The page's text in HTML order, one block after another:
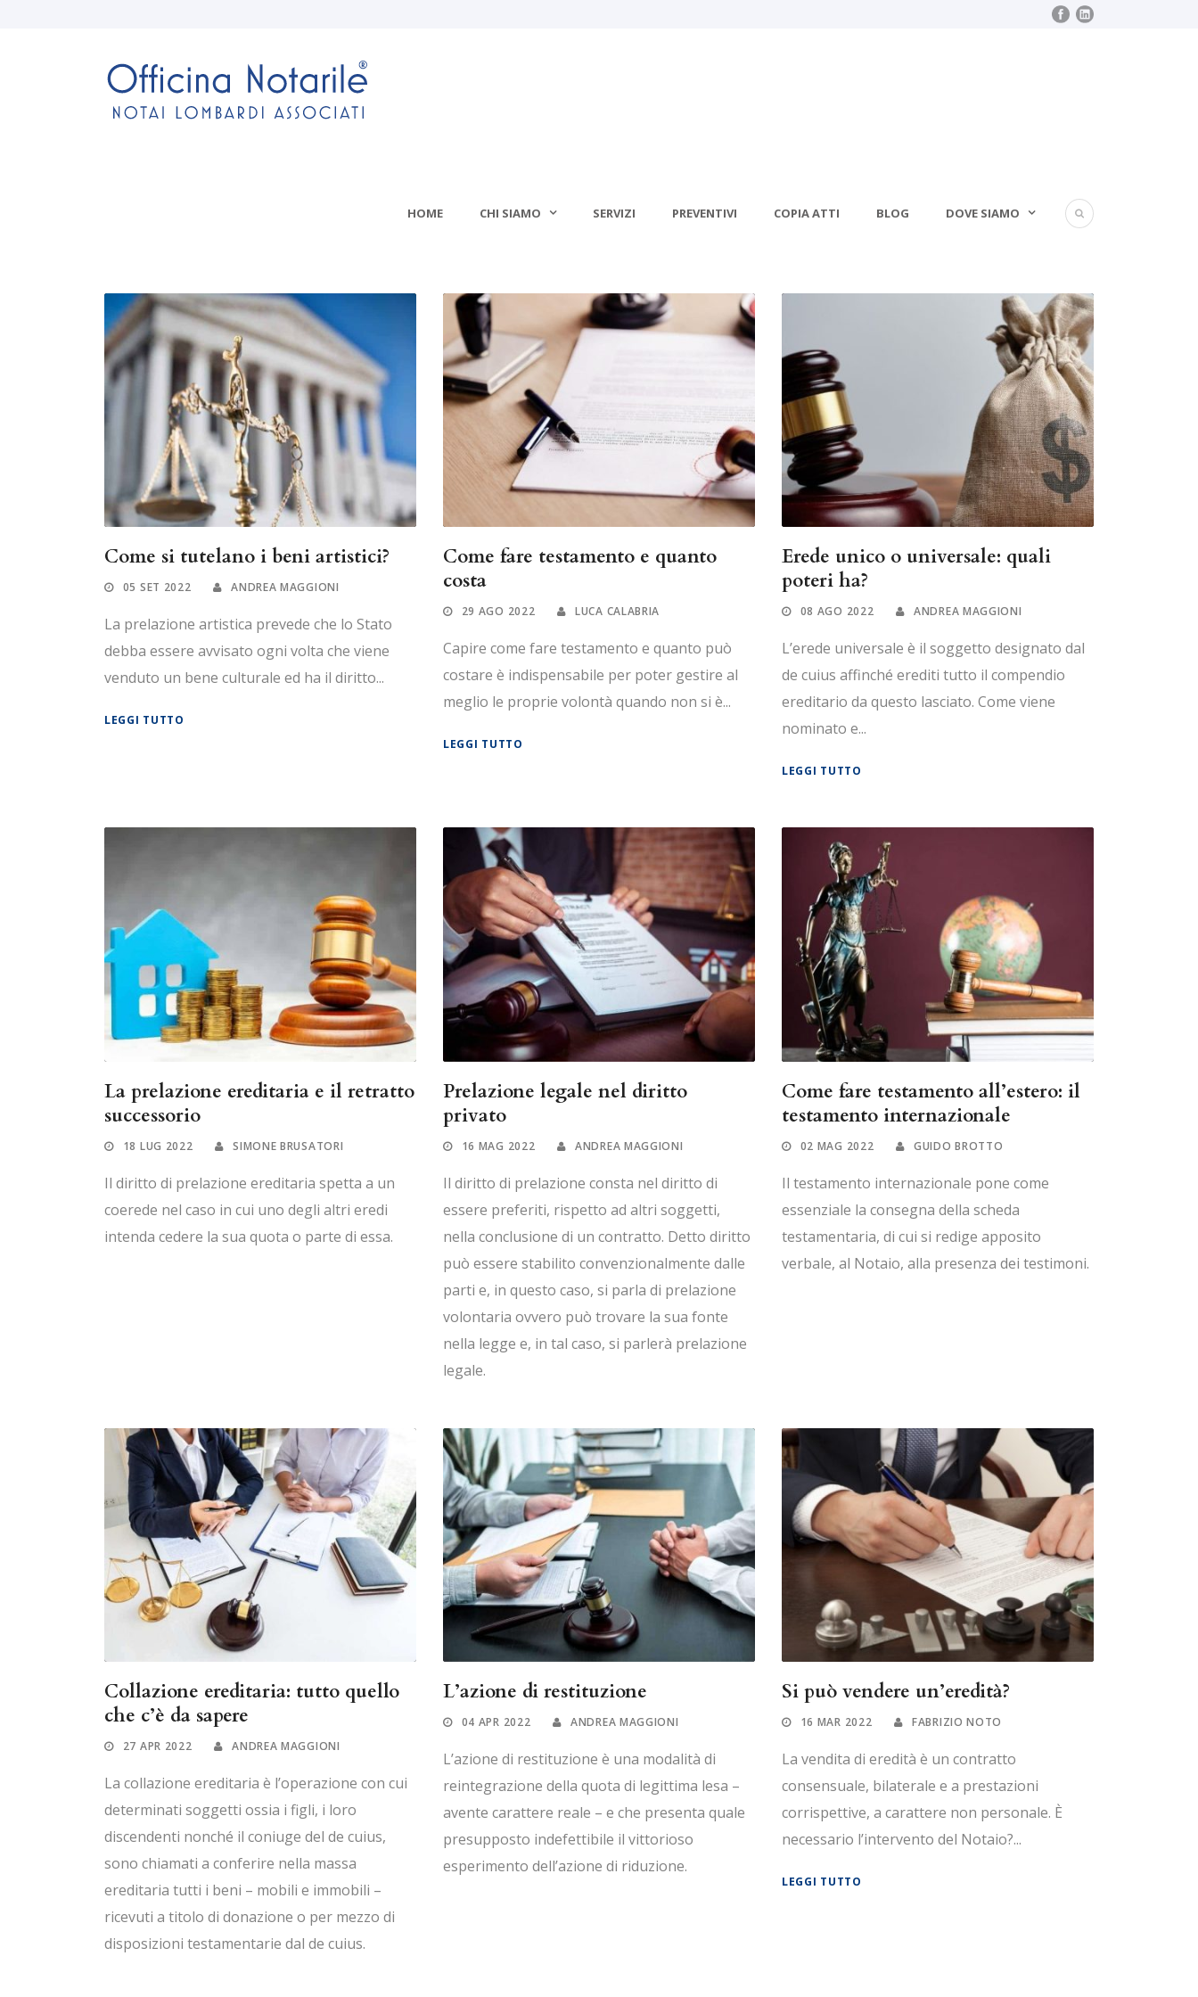
HOME CHI SIAMO SERVIZI PREVENTIVI COPIA ATTI BLOG DOVE SIAMO
Come si tutelano i beni artistici?
05 SET 2022 ANDREA MAGGIONI
La prelazione artistica prevede che lo Stato
debba essere avvisato ogni volta che viene
venduto un bene culturale ed ha il diritto...
LEGGI TUTTO
Come fare testamento e quanto
costa
29 AGO 2022 LUCA CALABRIA
Capire come fare testamento e quanto può
costare è indispensabile per poter gestire al
meglio le proprie volontà quando non si è...
LEGGI TUTTO
Erede unico o universale: quali
poteri ha?
08 AGO 2022 ANDREA MAGGIONI
L’erede universale è il soggetto designato dal
de cuius affinché erediti tutto il compendio
ereditario da questo lasciato. Come viene
nominato e...
LEGGI TUTTO
La prelazione ereditaria e il retratto
successorio
18 LUG 2022 SIMONE BRUSATORI
Il diritto di prelazione ereditaria spetta a un
coerede nel caso in cui uno degli altri eredi
intenda cedere la sua quota o parte di essa.
Prelazione legale nel diritto
privato
16 MAG 2022 ANDREA MAGGIONI
Il diritto di prelazione consta nel diritto di
essere preferiti, rispetto ad altri soggetti,
nella conclusione di un contratto. Detto diritto
può essere stabilito convenzionalmente dalle
parti e, in questo caso, si parla di prelazione
volontaria ovvero può trovare la sua fonte
nella legge e, in tal caso, si parlerà prelazione
legale.
Come fare testamento all’estero: il
testamento internazionale
02 MAG 2022 GUIDO BROTTO
Il testamento internazionale pone come
essenziale la consegna della scheda
testamentaria, di cui si redige apposito
verbale, al Notaio, alla presenza dei testimoni.
Collazione ereditaria: tutto quello
che c’è da sapere
27 APR 2022 ANDREA MAGGIONI
La collazione ereditaria è l’operazione con cui
determinati soggetti ossia i figli, i loro
discendenti nonché il coniuge del de cuius,
sono chiamati a conferire nella massa
ereditaria tutti i beni – mobili e immobili –
ricevuti a titolo di donazione o per mezzo di
disposizioni testamentarie dal de cuius.
L’azione di restituzione
04 APR 2022 ANDREA MAGGIONI
L’azione di restituzione è una modalità di
reintegrazione della quota di legittima lesa –
avente carattere reale – e che presenta quale
presupposto indefettibile il vittorioso
esperimento dell’azione di riduzione.
Si può vendere un’eredità?
16 MAR 2022 FABRIZIO NOTO
La vendita di eredità è un contratto
consensuale, bilaterale e a prestazioni
corrispettive, a carattere non personale. È
necessario l’intervento del Notaio?...
LEGGI TUTTO